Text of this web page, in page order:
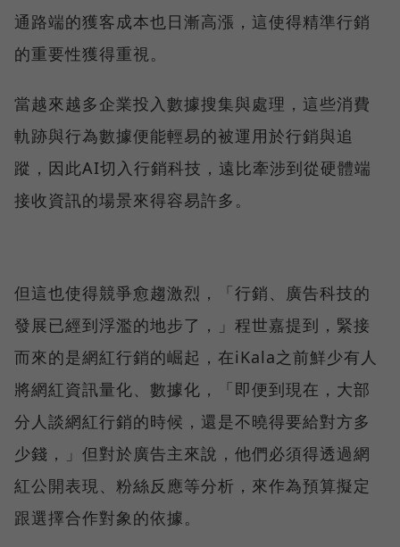
通路端的獲客成本也日漸高漲，這使得精準行銷
的重要性獲得重視。
當越來越多企業投入數據搜集與處理，這些消費
軌跡與行為數據便能輕易的被運用於行銷與追
蹤，因此AI切入行銷科技，遠比牽涉到從硬體端
接收資訊的場景來得容易許多。
但這也使得競爭愈趨激烈，「行銷、廣告科技的
發展已經到浮濫的地步了，」程世嘉提到，緊接
而來的是網紅行銷的崛起，在iKala之前鮮少有人
將網紅資訊量化、數據化，「即便到現在，大部
分人談網紅行銷的時候，還是不曉得要給對方多
少錢，」但對於廣告主來說，他們必須得透過網
紅公開表現、粉絲反應等分析，來作為預算擬定
跟選擇合作對象的依據。